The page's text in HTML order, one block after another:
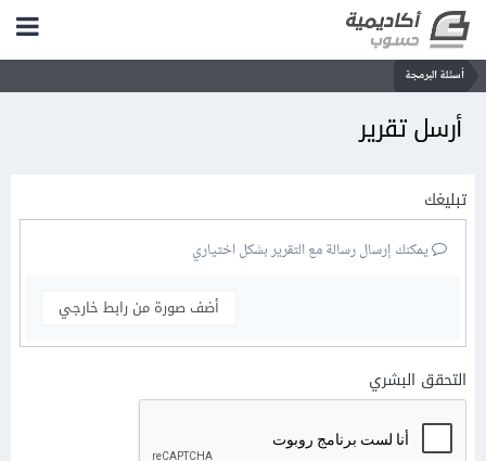
أسئلة البرمجة
أرسل تقرير
تبليغك
يمكنك إرسال رسالة مع التقرير بشكل اختياري
أضف صورة من رابط خارجي
التحقق البشري